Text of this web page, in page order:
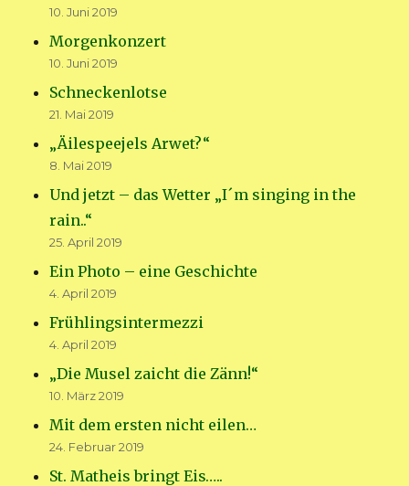
10. Juni 2019
Morgenkonzert
10. Juni 2019
Schneckenlotse
21. Mai 2019
„Äilespeejels Arwet?“
8. Mai 2019
Und jetzt – das Wetter „I´m singing in the
rain..“
25. April 2019
Ein Photo – eine Geschichte
4. April 2019
Frühlingsintermezzi
4. April 2019
„Die Musel zaicht die Zänn!“
10. März 2019
Mit dem ersten nicht eilen…
24. Februar 2019
St. Matheis bringt Eis…..